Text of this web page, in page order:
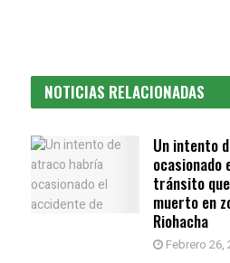
NOTICIAS RELACIONADAS
Un intento
ocasionado
tránsito
muerto en
Riohacha
Febrero 26,